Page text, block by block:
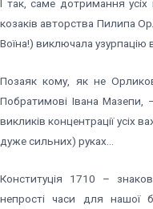
І так, саме дотримання усіх
козаків авторства Пилипа
Воїна!) виключала узурпацію
Позаяк кому, як не
Побратимові Івана Мазепи,
викликів концентрації усіх
дуже сильних) руках…
Конституція 1710 –
непрості часи для нашої